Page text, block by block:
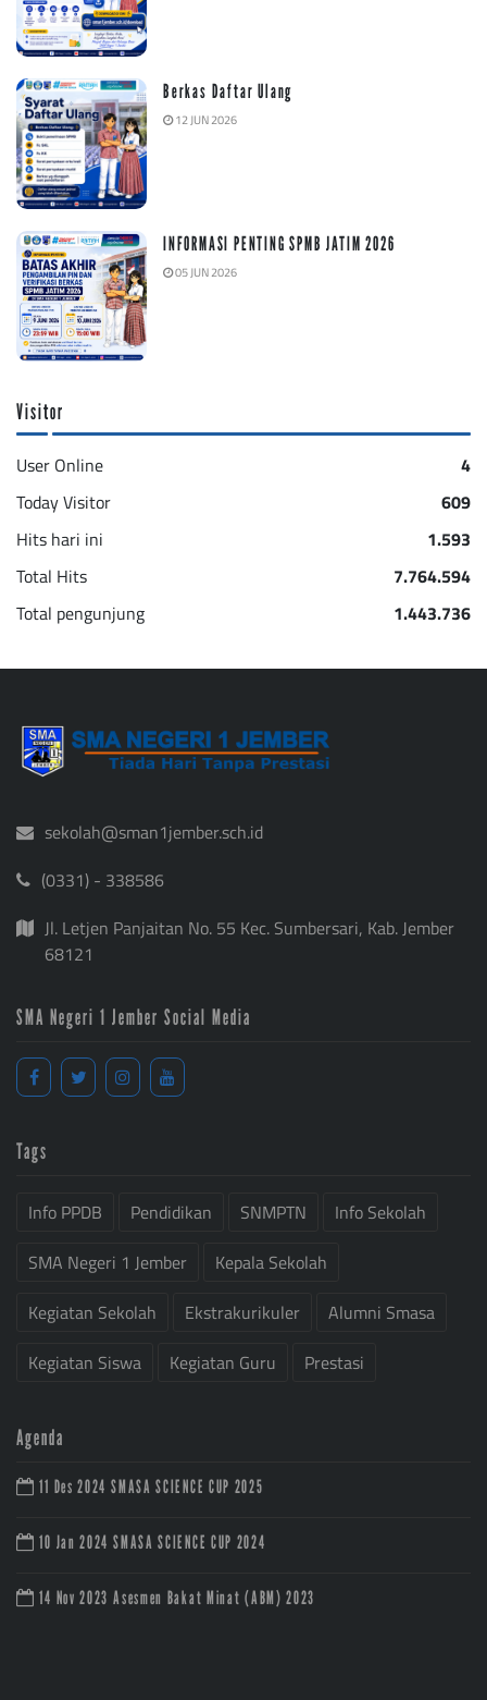
Berkas Daftar Ulang
12 JUN 2026
INFORMASI PENTING SPMB JATIM 2026
05 JUN 2026
Visitor
User Online
4
Today Visitor
609
Hits hari ini
1.593
Total Hits
7.764.594
Total pengunjung
1.443.736
sekolah@sman1jember.sch.id
(0331) - 338586
Jl. Letjen Panjaitan No. 55 Kec. Sumbersari, Kab. Jember
68121
SMA Negeri 1 Jember Social Media
Tags
Info PPDB Pendidikan SNMPTN
Info Sekolah
SMA Negeri 1 Jember
Kepala Sekolah
Kegiatan Sekolah
Ekstrakurikuler
Alumni Smasa
Kegiatan Siswa
Kegiatan Guru Prestasi
Agenda
11 Des 2024 SMASA SCIENCE CUP 2025
10 Jan 2024 SMASA SCIENCE CUP 2024
14 Nov 2023 Asesmen Bakat Minat (ABM) 2023